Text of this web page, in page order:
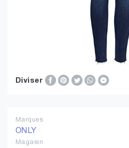
Diviser
Marques
ONLY
Magasin